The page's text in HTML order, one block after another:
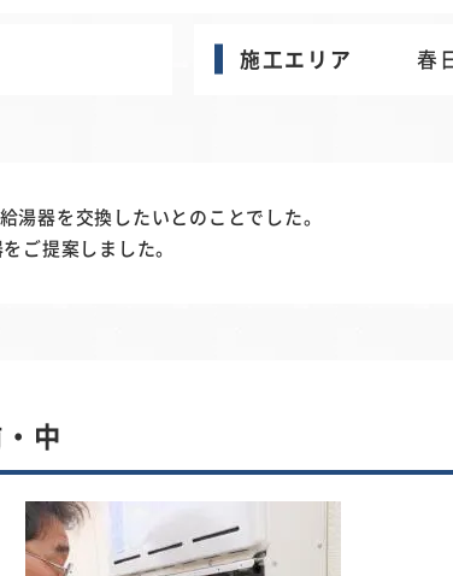
施工エリア 春
湯器を交換したいとのことでした。
ご提案しました。
中